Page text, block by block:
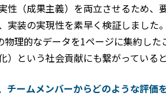
性（成果主義）を両立させるため
実装の実現性を素早く検証しました。
物理的なデータを1ページに集約し
）という社会貢献にも繋がっている
チームメンバーからどのような評価